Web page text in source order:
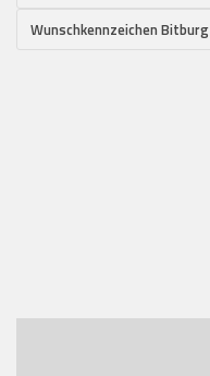
Wunschkennzeichen Bitburg